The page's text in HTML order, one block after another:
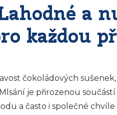
a
každou
čokoládových
je přirozenou
a často i společné